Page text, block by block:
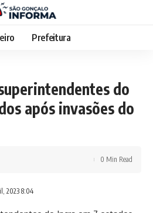
Prefeitura
do
após invasões do
2023 8:04
0 Min Read